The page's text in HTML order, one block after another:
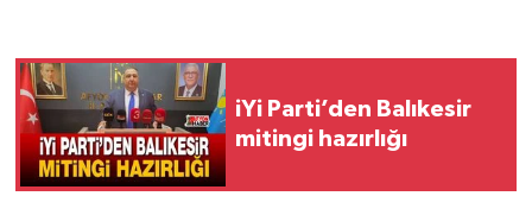
iYi Parti’den Balıkesir
mitingi hazırlığı